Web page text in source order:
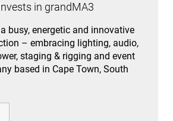
in grandMA3
busy, energetic and innovative
– embracing lighting, audio,
staging & rigging and event
based in Cape Town, South